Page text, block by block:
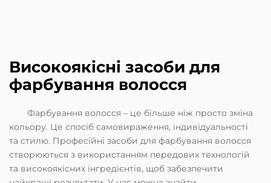
Високоякісні засоби для
фарбування волосся
Фарбування волосся – це більше ніж просто зміна
кольору. Це спосіб самовираження, індивідуальності
та стилю. Професійні засоби для фарбування волосся
створюються з використанням передових технологій
та високоякісних інгредієнтів, щоб забезпечити